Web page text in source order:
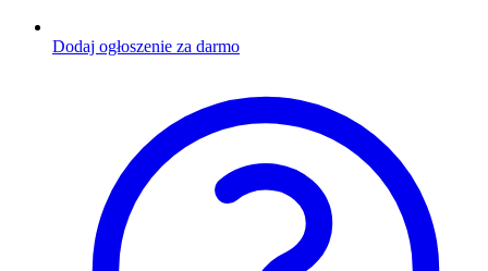
Dodaj ogłoszenie za darmo